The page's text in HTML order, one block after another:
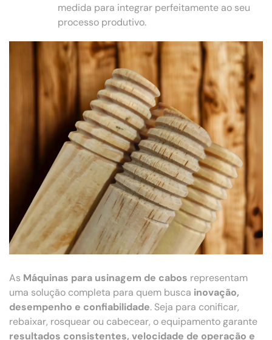
medida para integrar perfeitamente ao seu
processo produtivo.
As Máquinas para usinagem de cabos representam
uma solução completa para quem busca inovação,
desempenho e confiabilidade. Seja para conificar,
rebaixar, rosquear ou cabecear, o equipamento garante
resultados consistentes, velocidade de operação e